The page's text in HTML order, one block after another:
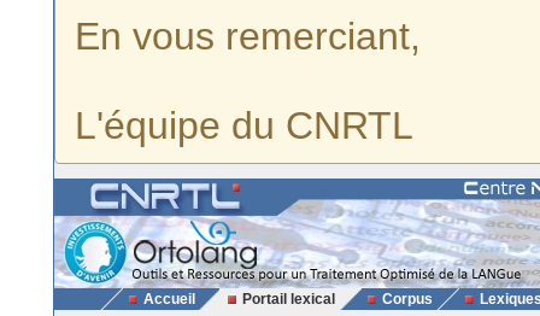
En vous remerciant,
L'équipe du CNRTL
Accueil Portail lexical Corpus